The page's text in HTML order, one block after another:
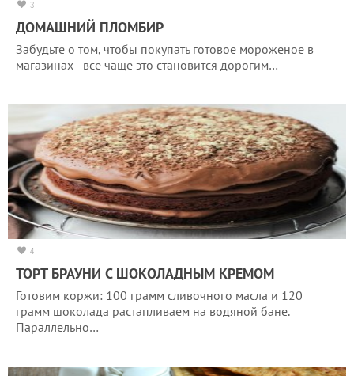
3
ДОМАШНИЙ ПЛОМБИР
Забудьте о том, чтобы покупать готовое мороженое в
магазинах - все чаще это становится дорогим…
4
ТОРТ БРАУНИ С ШОКОЛАДНЫМ КРЕМОМ
Готовим коржи: 100 грамм сливочного масла и 120
грамм шоколада растапливаем на водяной бане.
Параллельно…